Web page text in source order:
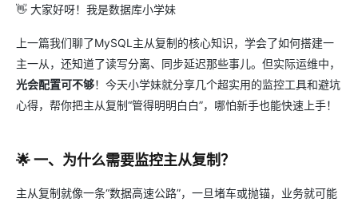
👋 大家好呀！我是数据库小学妹
上一篇我们聊了MySQL主从复制的核心知识，学会了如何搭建一
主一从，还知道了读写分离、同步延迟那些事儿。但实际运维中，​
光会配置可不够​！今天小学妹就分享几个超实用的监控工具和避坑
心得，帮你把主从复制“管得明明白白”，哪怕新手也能快速上手！
🌟 一、为什么需要监控主从复制？
主从复制就像一条“数据高速公路”，一旦堵车或抛锚，业务就可能